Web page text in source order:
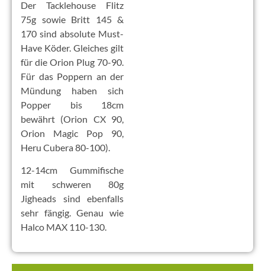
Der Tacklehouse Flitz
75g sowie Britt 145 &
170 sind absolute Must-
Have Köder. Gleiches gilt
für die Orion Plug 70-90.
Für das Poppern an der
Mündung haben sich
Popper bis 18cm
bewährt (Orion CX 90,
Orion Magic Pop 90,
Heru Cubera 80-100).
12-14cm Gummifische
mit schweren 80g
Jigheads sind ebenfalls
sehr fängig. Genau wie
Halco MAX 110-130.